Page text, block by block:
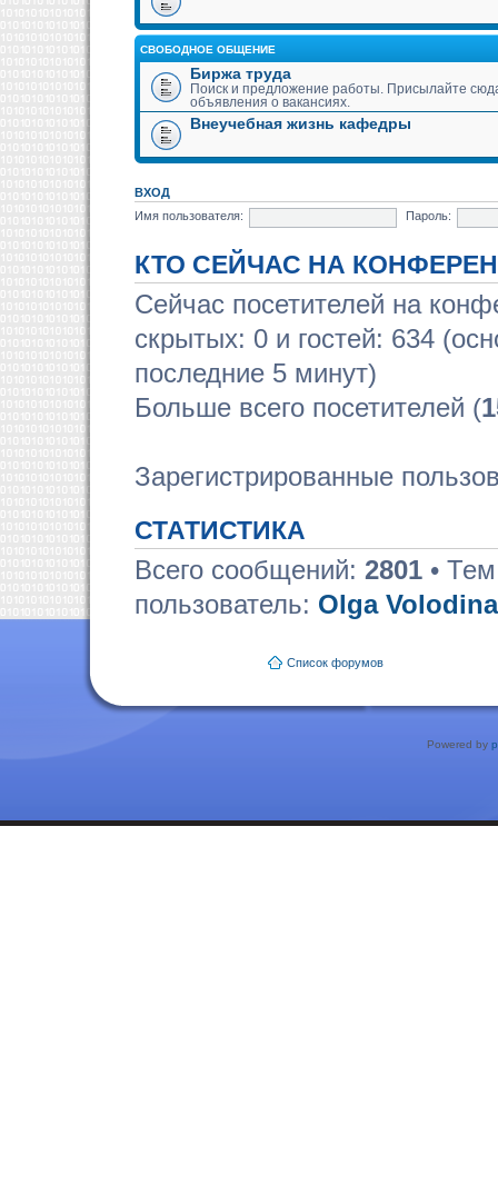
СВОБОДНОЕ ОБЩЕНИЕ
Биржа труда
Поиск и предложение работы. Присылайте
объявления о вакансиях.
Внеучебная жизнь кафедры
ВХОД
Имя пользователя:
Пароль:
КТО СЕЙЧАС НА
Сейчас посетителей на
скрытых: 0 и гостей: 634
последние 5 минут)
Больше всего посетителей (
Зарегистрированные
СТАТИСТИКА
Всего сообщений: 2801 •
пользователь: Olga Volodina
Список форумов
Powered by